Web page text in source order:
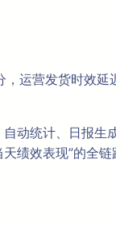
运营发货时效
动统计、日报
绩效表现”的全链